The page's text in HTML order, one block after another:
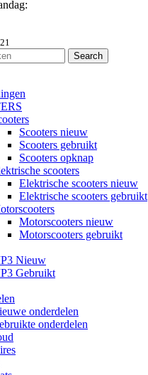
Search
Scooters nieuw
Scooters gebruikt
Scooters opknap
scooters
Elektrische scooters nieuw
Elektrische scooters gebruikt
Motorscooters nieuw
Motorscooters gebruikt
Nieuw
Gebruikt
onderdelen
onderdelen